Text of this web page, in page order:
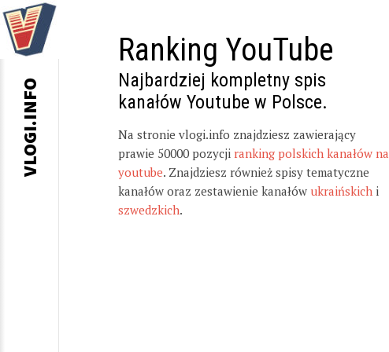
Ranking YouTube
Najbardziej kompletny spis
kanałów Youtube w Polsce.
Na stronie vlogi.info znajdziesz zawierający
prawie 50000 pozycji ranking polskich kanałów na
youtube. Znajdziesz również spisy tematyczne
kanałów oraz zestawienie kanałów ukraińskich i
szwedzkich.
VLOGI.INFO